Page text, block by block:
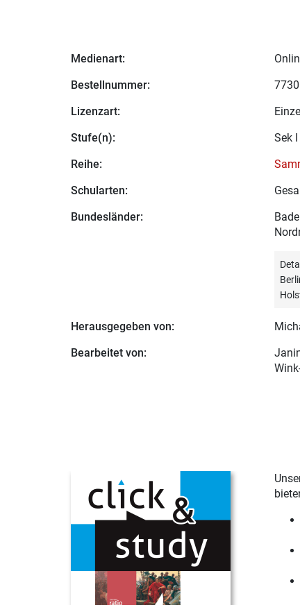
Medienart:
Bestellnummer:
Lizenzart:
Stufe(n):
Sek I
Reihe:
Schularten:
Bundesländer:
Herausgegeben von:
Bearbeitet von: